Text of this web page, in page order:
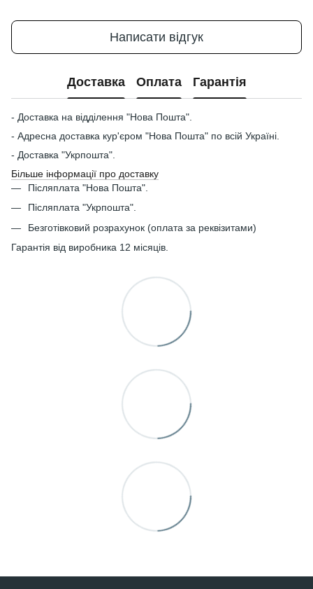
Написати відгук
Доставка Оплата Гарантія
- Доставка на відділення "Нова Пошта".
- Адресна доставка кур'єром "Нова Пошта" по всій Україні.
- Доставка "Укрпошта".
Більше інформації про доставку
Післяплата "Нова Пошта".
Післяплата "Укрпошта".
Безготівковий розрахунок (оплата за реквізитами)
Гарантія від виробника 12 місяців.